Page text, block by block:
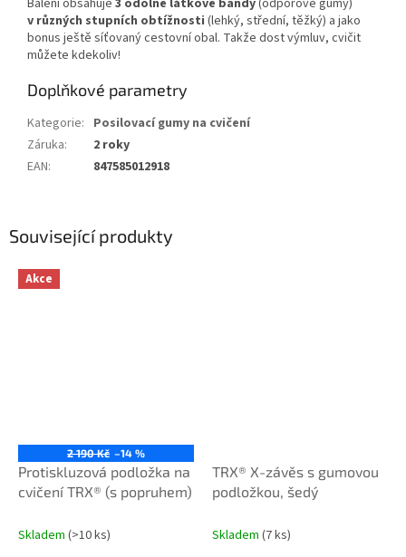
Související produkty
Akce
2 190 Kč –14 %
Protiskluzová podložka na
cvičení TRX® (s popruhem)
Skladem (>10 ks)
TRX® X-závěs s gumovou
podložkou, šedý
Skladem (7 ks)
Balení obsahuje 3 odolné látkové bandy(odporové gumy)
v různých stupních obtížnosti (lehký, střední, těžký) a jako
bonus ještě síťovaný cestovní obal. Takže dost výmluv, cvičit
můžete kdekoliv!
Doplňkové parametry
Kategorie: Posilovací gumy na cvičení
Záruka:
2 roky
EAN: 847585012918